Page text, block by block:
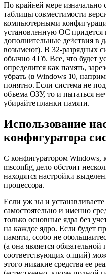
По крайней мере изначально
таблицы совместимости
компьютерными
установленную ОС придется
дополнительные действия в
возымеют). В 32-разрядных
обычно 4 Гб. Все, что будет
определится как память,
убрать (в Windows 10,
понятно. Если система не
объема ОЗУ, то и пытаться
убирайте планки памяти.
Использование
конфигуратора
С конфигуратором Windows,
msconfig, дело обстоит
находятся настройки
процессора.
Если уж вы и
самостоятельно и именно
только основные ядра без
на каждое ядро. Если будет
памяти, особо не
(а она является обязательной
соответствующих опций)
этого никакие средства ее